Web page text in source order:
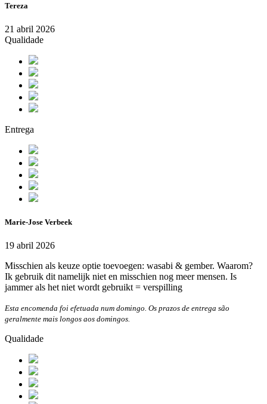
Tereza
21 abril 2026
Qualidade
Entrega
Marie-Jose Verbeek
19 abril 2026
Misschien als keuze optie toevoegen: wasabi & gember. Waarom?
Ik gebruik dit namelijk niet en misschien nog meer mensen. Is
jammer als het niet wordt gebruikt = verspilling
Esta encomenda foi efetuada num domingo. Os prazos de entrega são
geralmente mais longos aos domingos.
Qualidade